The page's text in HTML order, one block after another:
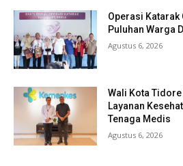
Operasi
Puluhan Warga
Agustus 6, 2026
Wali Kota
Layanan
Tenaga Medis
Agustus 6, 2026